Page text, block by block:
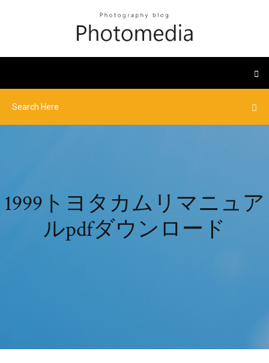
1999トヨタカムリマニュア
ルpdfダウンロード